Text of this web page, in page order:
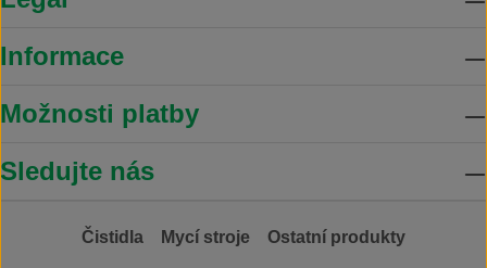
Informace
Možnosti platby
Sledujte nás
Čistidla Mycí stroje Ostatní produkty